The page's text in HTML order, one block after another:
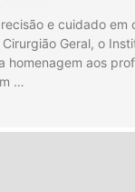
e cuidado em
Geral, o
homenagem aos
…